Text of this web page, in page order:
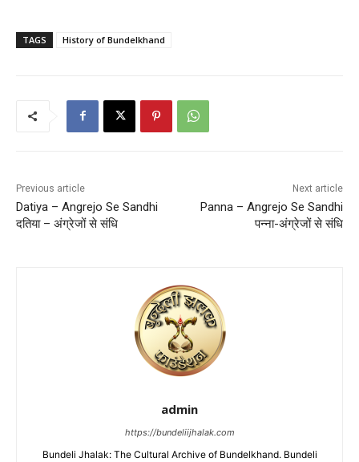
TAGS History of Bundelkhand
Previous article
Datiya – Angrejo Se Sandhi
दतिया – अंग्रेजों से संधि
Next article
Panna – Angrejo Se Sandhi
पन्ना-अंग्रेजों से संधि
admin
https://bundeliijhalak.com
Bundeli Jhalak: The Cultural Archive of Bundelkhand. Bundeli